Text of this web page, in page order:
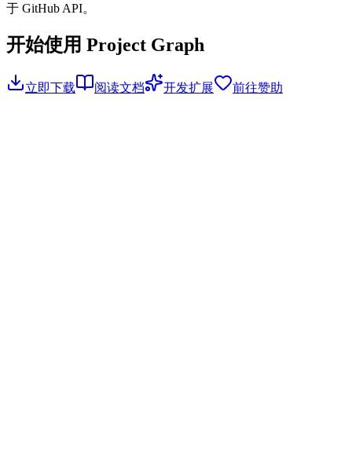
于 GitHub API。
开始使用 Project Graph
立即下载 阅读文档 开发扩展 前往赞助